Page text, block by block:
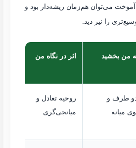
می‌توان هم‌زمان ریشه‌دار بود و
را نیز دید.
من بخشید اثر در نگاه من
طرف و
میانه
روحیه تعادل و
میانجی‌گری